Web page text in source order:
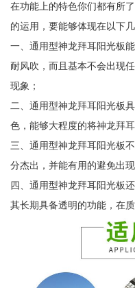
在功能上的特色你们都有所
的运用，要能够体现在以下几
一、通用型神龙拜耳阳光板
耐风吹，而且基本不会出现
现象；
二、通用型神龙拜耳阳光板
色，能够大程度的将神龙拜
三、通用型神龙拜耳阳光板
分杰出，并能有用的避免出
四、通用型神龙拜耳阳光板
其长期具备透明的功能，在